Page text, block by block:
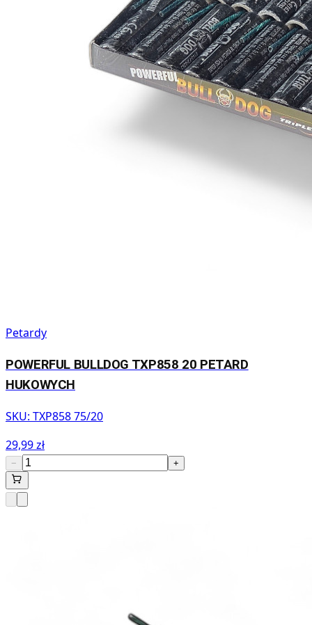
Petardy
POWERFUL BULLDOG TXP858 20 PETARD
HUKOWYCH
SKU: TXP858 75/20
29,99 zł
− +